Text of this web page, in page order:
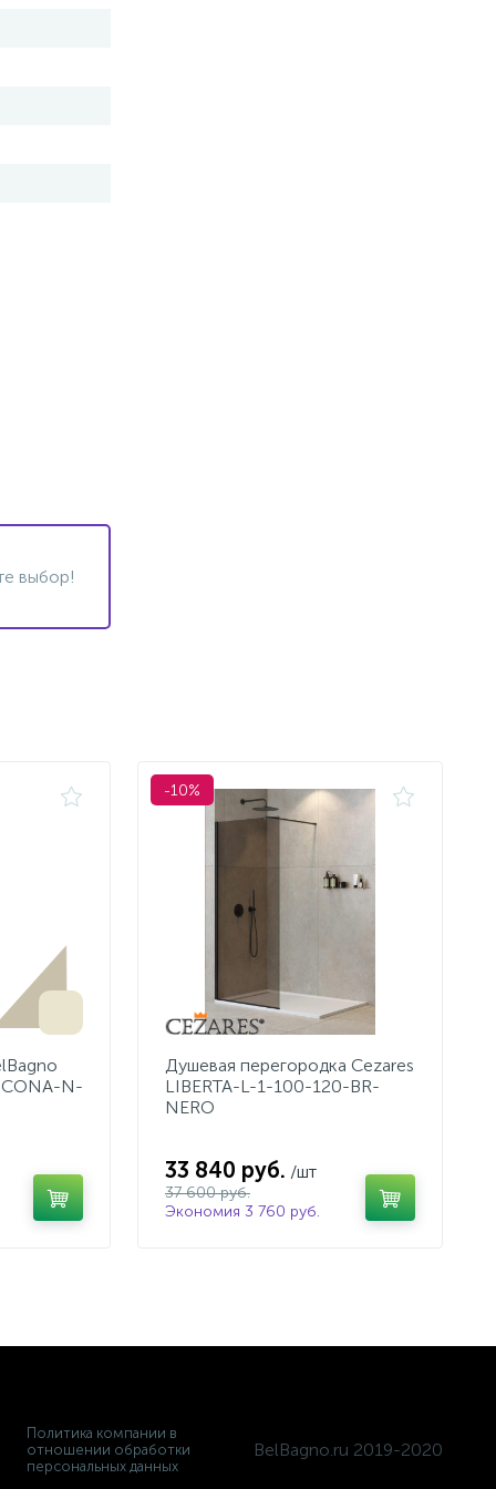
выбор!
N-
-10%
Душевая перегородка Cezares
LIBERTA-L-1-100-120-BR-
NERO
33 840 руб. /шт
37 600 руб.
Экономия 3 760 руб.
Политика компании в
отношении обработки
персональных данных
BelBagno.ru 2019-2020